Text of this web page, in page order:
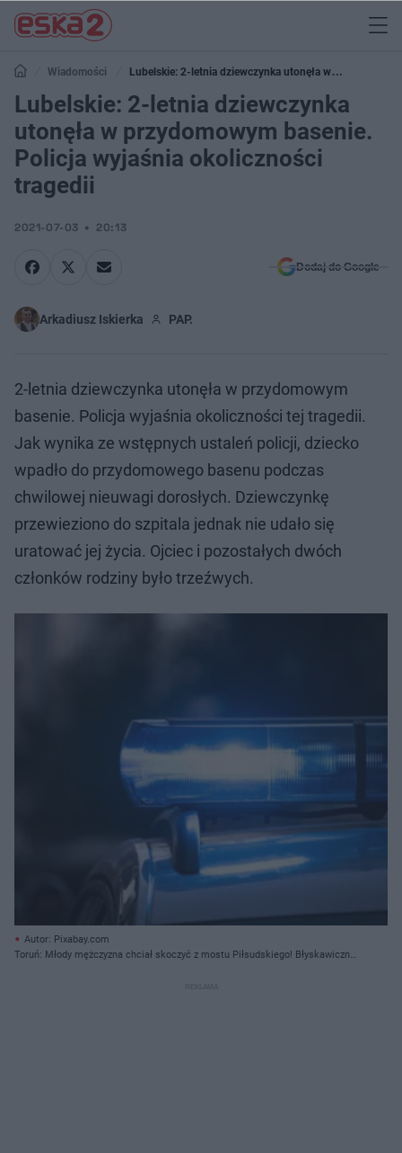
Wiadomości
Lubelskie: 2-letnia dziewczynka utonęła w
przydomowym basenie. Policja wyjaśnia okoliczności tragedii
Lubelskie: 2-letnia dziewczynka
utonęła w przydomowym basenie.
Policja wyjaśnia okoliczności
tragedii
2021-07-03 20:13
Dodaj do Google
Arkadiusz Iskierka PAP.
2-letnia dziewczynka utonęła w przydomowym
basenie. Policja wyjaśnia okoliczności tej tragedii.
Jak wynika ze wstępnych ustaleń policji, dziecko
wpadło do przydomowego basenu podczas
chwilowej nieuwagi dorosłych. Dziewczynkę
przewieziono do szpitala jednak nie udało się
uratować jej życia. Ojciec i pozostałych dwóch
członków rodziny było trzeźwych.
Autor: Pixabay.com
Toruń: Młody mężczyzna chciał skoczyć z mostu Piłsudskiego! Błyskawiczna